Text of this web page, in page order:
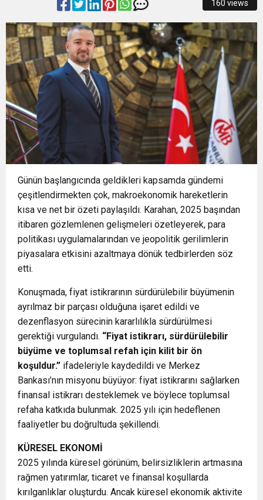
Büyükşehir’den sahada “Kırmızı Altın” mesaisi
14:24 BAŞKAN VEKİLİ ŞAHİN BİBA: “BURSA’NIN
GELECEĞİNİ BÜTÜNCÜL BİR ANLAYIŞLA
PLANLIYORUZ”
14:21 BÜYÜKŞEHİR’DEN AFETLERE HAZIR İKİ YENİ
MOBİL ARAÇ
16:33 İLKLERİN FESTİVALİNDE ÇOCUKLAR DA ŞEN
ŞAKRAK
18:55 Başkan Aydın Osmangazi’nin Nabzını Sahada
Tuttu
160 views
Günün başlangıcında geldikleri kapsamda gündemi
çeşitlendirmekten çok, makroekonomik hareketlerin
kısa ve net bir özeti paylaşıldı. Karahan, 2025 başından
itibaren gözlemlenen gelişmeleri özetleyerek, para
politikası uygulamalarından ve jeopolitik gerilimlerin
piyasalara etkisini azaltmaya dönük tedbirlerden söz
etti.
Konuşmada, fiyat istikrarının sürdürülebilir büyümenin
ayrılmaz bir parçası olduğuna işaret edildi ve
dezenflasyon sürecinin kararlılıkla sürdürülmesi
gerektiği vurgulandı. “Fiyat istikrarı, sürdürülebilir
büyüme ve toplumsal refah için kilit bir ön
koşuldur.” ifadeleriyle kaydedildi ve Merkez
Bankası’nın misyonu büyüyor: fiyat istikrarını sağlarken
finansal istikrarı desteklemek ve böylece toplumsal
refaha katkıda bulunmak. 2025 yılı için hedeflenen
faaliyetler bu doğrultuda şekillendi.
KÜRESEL EKONOMİ
2025 yılında küresel görünüm, belirsizliklerin artmasına
rağmen yatırımlar, ticaret ve finansal koşullarda
kırılganlıklar oluşturdu. Ancak küresel ekonomik aktivite